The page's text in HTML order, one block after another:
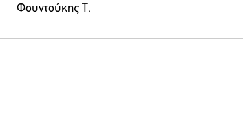
Φουντούκης Τ.